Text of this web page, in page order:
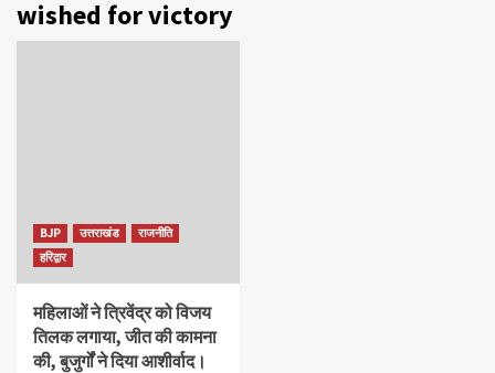
wished for victory
BJP उत्तराखंड
राजनीति
हरिद्वार
महिलाओं ने त्रिवेंद्र को विजय
तिलक लगाया, जीत की कामना
की, बुजुर्गों ने दिया आशीर्वाद।